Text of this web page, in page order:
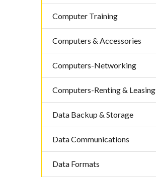
Computer Training
Computers & Accessories
Computers-Networking
Computers-Renting & Leasing
Data Backup & Storage
Data Communications
Data Formats